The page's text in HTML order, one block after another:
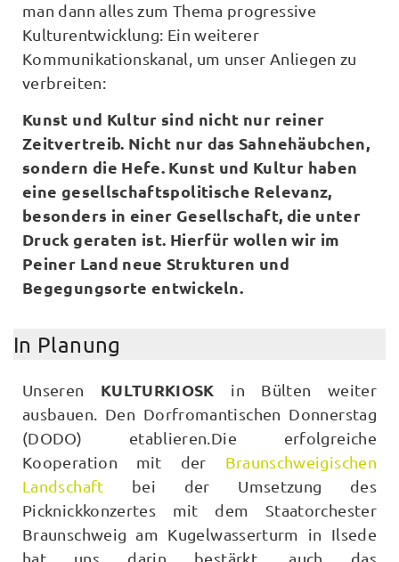
man dann alles zum Thema progressive
Kulturentwicklung: Ein weiterer
Kommunikationskanal, um unser Anliegen zu
verbreiten:
Kunst und Kultur sind nicht nur reiner
Zeitvertreib. Nicht nur das Sahnehäubchen,
sondern die Hefe. Kunst und Kultur haben
eine gesellschaftspolitische Relevanz,
besonders in einer Gesellschaft, die unter
Druck geraten ist. Hierfür wollen wir im
Peiner Land neue Strukturen und
Begegungsorte entwickeln.
In Planung
Unseren KULTURKIOSK in Bülten weiter
ausbauen. Den Dorfromantischen Donnerstag
(DODO) etablieren.Die erfolgreiche
Kooperation mit der Braunschweigischen
Landschaft bei der Umsetzung des
Picknickkonzertes mit dem Staatorchester
Braunschweig am Kugelwasserturm in Ilsede
hat uns darin bestärkt, auch das